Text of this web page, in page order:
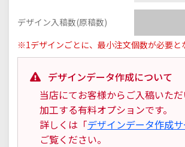
デザイン入稿数(原稿数)
※1デザインごとに、最小注文個数が必要と
デザインデータ作成について
当店にてお客様からご入稿いた
加工する有料オプションです。
詳しくは「デザインデータ作成
ご覧ください。